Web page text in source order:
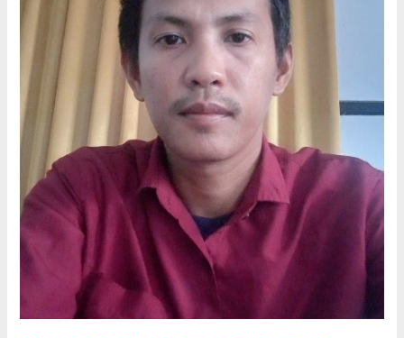
PERADABAN